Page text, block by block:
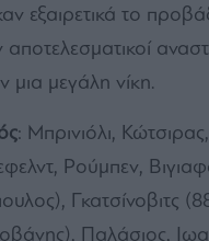
εξαιρετικά το
μια μεγάλη νίκη.
: Μπρινιόλι,
Ρούμπεν,
Γκατσίνοβιτς
Παλάσιος,